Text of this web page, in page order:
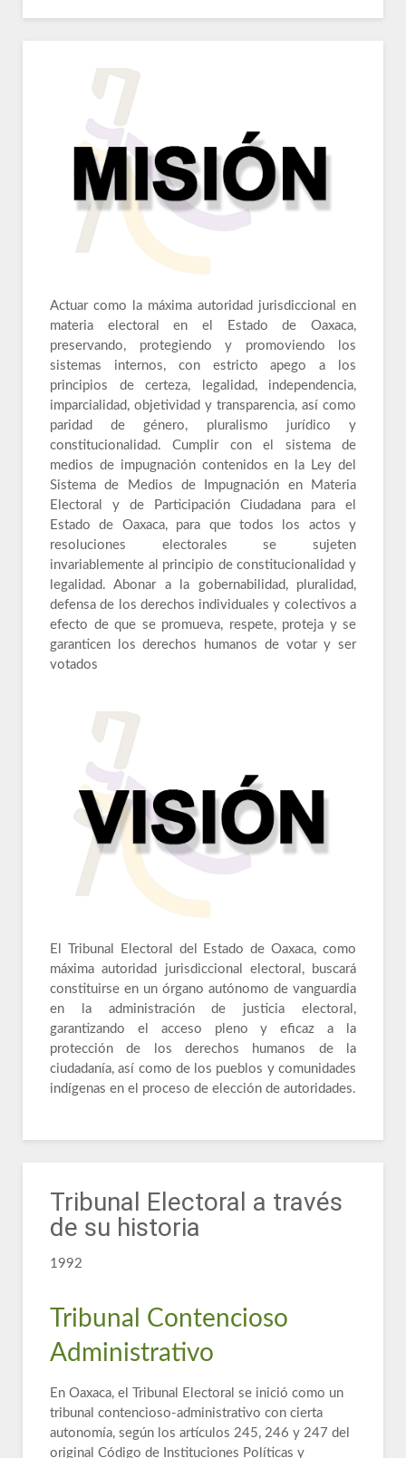
Actuar como la máxima autoridad jurisdiccional en
materia electoral en el Estado de Oaxaca,
preservando, protegiendo y promoviendo los
sistemas internos, con estricto apego a los
principios de certeza, legalidad, independencia,
imparcialidad, objetividad y transparencia, así como
paridad de género, pluralismo jurídico y
constitucionalidad. Cumplir con el sistema de
medios de impugnación contenidos en la Ley del
Sistema de Medios de Impugnación en Materia
Electoral y de Participación Ciudadana para el
Estado de Oaxaca, para que todos los actos y
resoluciones electorales se sujeten
invariablemente al principio de constitucionalidad y
legalidad. Abonar a la gobernabilidad, pluralidad,
defensa de los derechos individuales y colectivos a
efecto de que se promueva, respete, proteja y se
garanticen los derechos humanos de votar y ser
votados
El Tribunal Electoral del Estado de Oaxaca, como
máxima autoridad jurisdiccional electoral, buscará
constituirse en un órgano autónomo de vanguardia
en la administración de justicia electoral,
garantizando el acceso pleno y eficaz a la
protección de los derechos humanos de la
ciudadanía, así como de los pueblos y comunidades
indígenas en el proceso de elección de autoridades.
Tribunal Electoral a través
de su historia
1992
Tribunal Contencioso
Administrativo
En Oaxaca, el Tribunal Electoral se inició como un
tribunal contencioso-administrativo con cierta
autonomía, según los artículos 245, 246 y 247 del
original Código de Instituciones Políticas y